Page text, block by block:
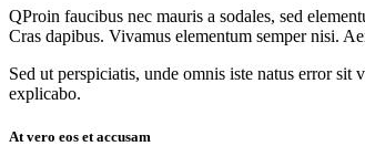
QProin faucibus nec mauris a sodales, sed
Cras dapibus. Vivamus elementum semper nisi.
Sed ut perspiciatis, unde omnis iste natus error sit
explicabo.
At vero eos et accusam